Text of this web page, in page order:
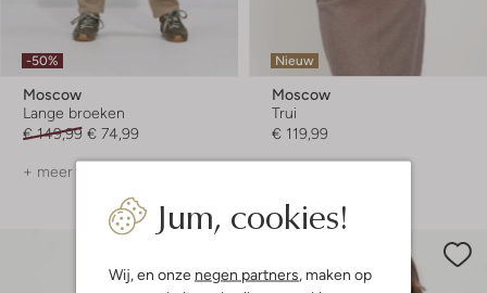
Jum, cookies!
Wij, en onze negen partners, maken op
-50%
Moscow
Lange broeken
€ 149,99 € 74,99
+ meer kleuren
Nieuw
Moscow
Trui
€ 119,99